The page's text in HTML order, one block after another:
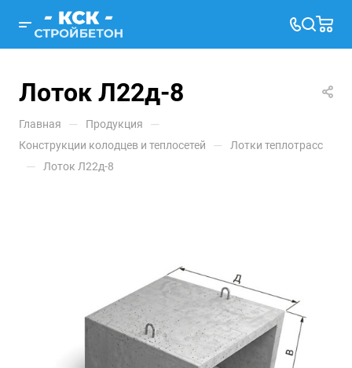
Лоток Л22д-8
Главная — Продукция —
Конструкции колодцев и теплосетей — Лотки теплотрасс
— Лоток Л22д-8